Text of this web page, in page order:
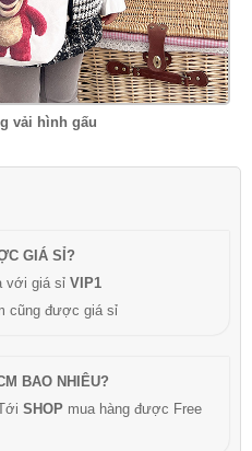
vải hình gấu
GIÁ SỈ?
với giá sỉ VIP1
cũng được giá sỉ
BAO NHIÊU?
SHOP mua hàng được Free